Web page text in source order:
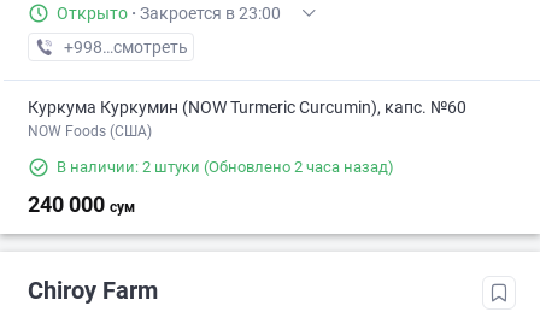
Открыто · Закроется в 23:00
+998 (98) XXX-XX-XX
смотреть
Куркума Куркумин (NOW Turmeric Curcumin), капс. №60
NOW Foods (США)
В наличии: 2 штуки (Обновлено 2 часа назад)
240 000 сум
Chiroy Farm